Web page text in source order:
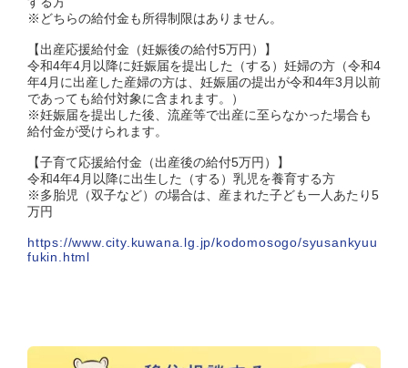
※どちらの給付金も所得制限はありません。
【出産応援給付金（妊娠後の給付5万円）】
令和4年4月以降に妊娠届を提出した（する）妊婦の方（令和4
年4月に出産した産婦の方は、妊娠届の提出が令和4年3月以前
であっても給付対象に含まれます。）
※妊娠届を提出した後、流産等で出産に至らなかった場合も
給付金が受けられます。
【子育て応援給付金（出産後の給付5万円）】
令和4年4月以降に出生した（する）乳児を養育する方
※多胎児（双子など）の場合は、産まれた子ども一人あたり5
万円
https://www.city.kuwana.lg.jp/kodomosogo/syusankyuu
fukin.html